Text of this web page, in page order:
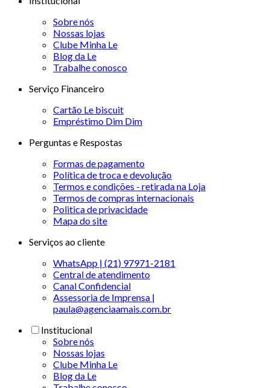
Sobre nós
Nossas lojas
Clube Minha Le
Blog da Le
Trabalhe conosco
Serviço Financeiro
Cartão Le biscuit
Empréstimo Dim Dim
Perguntas e Respostas
Formas de pagamento
Política de troca e devolução
Termos e condições - retirada na Loja
Termos de compras internacionais
Politica de privacidade
Mapa do site
Serviços ao cliente
WhatsApp | (21) 97971-2181
Central de atendimento
Canal Confidencial
Assessoria de Imprensa |
paula@agenciaamais.com.br
Institucional
Sobre nós
Nossas lojas
Clube Minha Le
Blog da Le